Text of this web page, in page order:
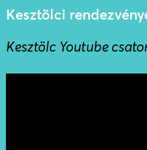
Kesztölci
Kesztölc Youtube